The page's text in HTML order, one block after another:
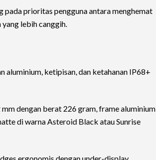
pada prioritas pengguna antara menghemat
lebih canggih.
aluminium, ketipisan, dan ketahanan IP68+
dengan berat 226 gram, frame aluminium
di warna Asteroid Black atau Sunrise
ergonomis dengan under-display